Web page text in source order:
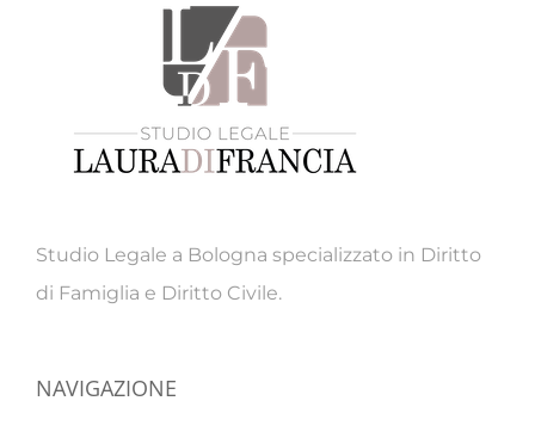
Studio Legale a Bologna specializzato in Diritto
di Famiglia e Diritto Civile.
NAVIGAZIONE